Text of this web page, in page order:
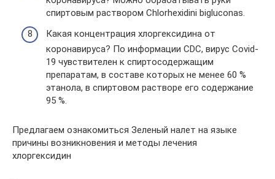
спиртовым раствором Chlorhexidini bigluconas.
Какая концентрация хлоргексидина от
коронавируса? По информации CDC, вирус Covid-
19 чувствителен к спиртосодержащим
препаратам, в составе которых не менее 60 %
этанола, в спиртовом растворе его содержание
95 %.
Предлагаем ознакомиться Зеленый налет на языке
причины возникновения и методы лечения
хлоргексидин